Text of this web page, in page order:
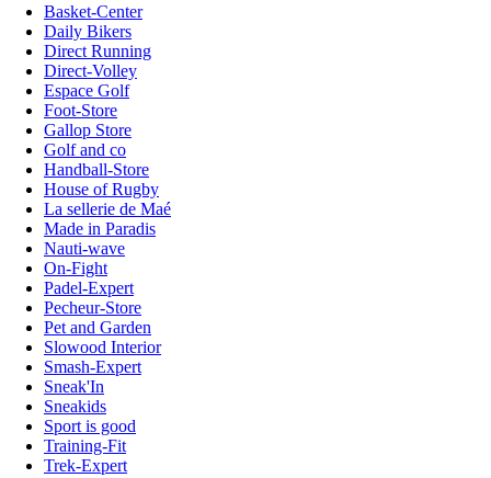
Basket-Center
Daily Bikers
Direct Running
Direct-Volley
Espace Golf
Foot-Store
Gallop Store
Golf and co
Handball-Store
House of Rugby
La sellerie de Maé
Made in Paradis
Nauti-wave
On-Fight
Padel-Expert
Pecheur-Store
Pet and Garden
Slowood Interior
Smash-Expert
Sneak'In
Sneakids
Sport is good
Training-Fit
Trek-Expert